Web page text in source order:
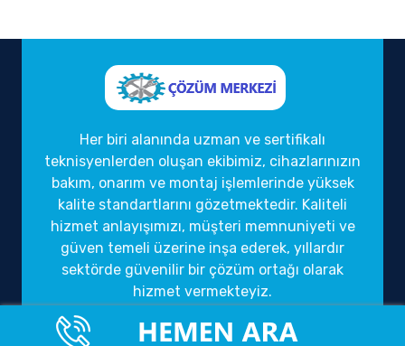
Her biri alanında uzman ve sertifikalı
teknisyenlerden oluşan ekibimiz, cihazlarınızın
bakım, onarım ve montaj işlemlerinde yüksek
kalite standartlarını gözetmektedir. Kaliteli
hizmet anlayışımızı, müşteri memnuniyeti ve
güven temeli üzerine inşa ederek, yıllardır
sektörde güvenilir bir çözüm ortağı olarak
hizmet vermekteyiz.